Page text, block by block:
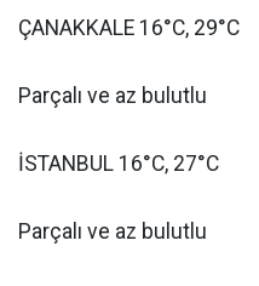
ÇANAKKALE 16°C, 29°C
Parçalı ve az bulutlu
İSTANBUL 16°C, 27°C
Parçalı ve az bulutlu